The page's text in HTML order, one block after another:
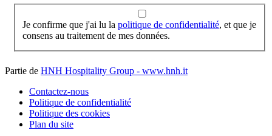
Je confirme que j'ai lu la politique de confidentialité, et que je
consens au traitement de mes données.
Partie de HNH Hospitality Group - www.hnh.it
Contactez-nous
Politique de confidentialité
Politique des cookies
Plan du site